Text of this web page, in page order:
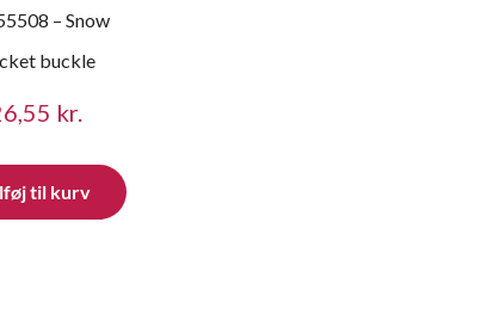
– Snow
buckle
kr.
til kurv